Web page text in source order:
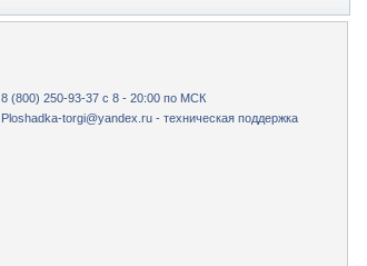
8 (800) 250-93-37 с 8 - 20:00 по МСК
Ploshadka-torgi@yandex.ru - техническая поддержка